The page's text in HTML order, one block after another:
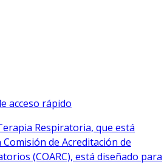
acceso rápido
Respiratoria, que está
de Acreditación de
(COARC), está diseñado para